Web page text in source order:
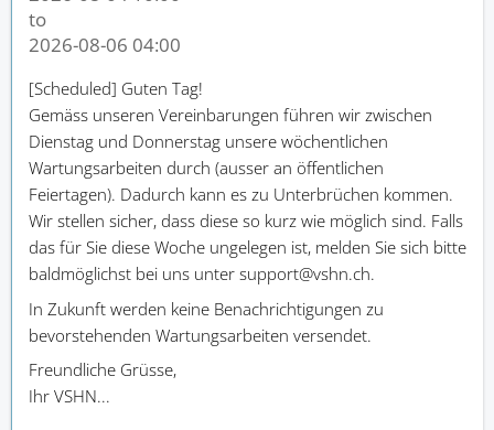
to
2026-08-06 04:00
[Scheduled] Guten Tag!
Gemäss unseren Vereinbarungen führen wir zwischen
Dienstag und Donnerstag unsere wöchentlichen
Wartungsarbeiten durch (ausser an öffentlichen
Feiertagen). Dadurch kann es zu Unterbrüchen kommen.
Wir stellen sicher, dass diese so kurz wie möglich sind. Falls
das für Sie diese Woche ungelegen ist, melden Sie sich bitte
baldmöglichst bei uns unter support@vshn.ch.
In Zukunft werden keine Benachrichtigungen zu
bevorstehenden Wartungsarbeiten versendet.
Freundliche Grüsse,
Ihr VSHN...